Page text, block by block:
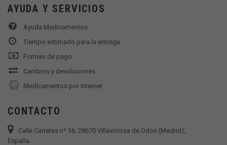
AYUDA Y SERVICIOS
Ayuda Medicamentos
Tiempo estimado para la entrega
Formas de pago
Cambios y devoluciones
Medicamentos por internet
CONTACTO
Calle Carretas nº 36, 28670 Villaviciosa de Odón (Madrid),
España